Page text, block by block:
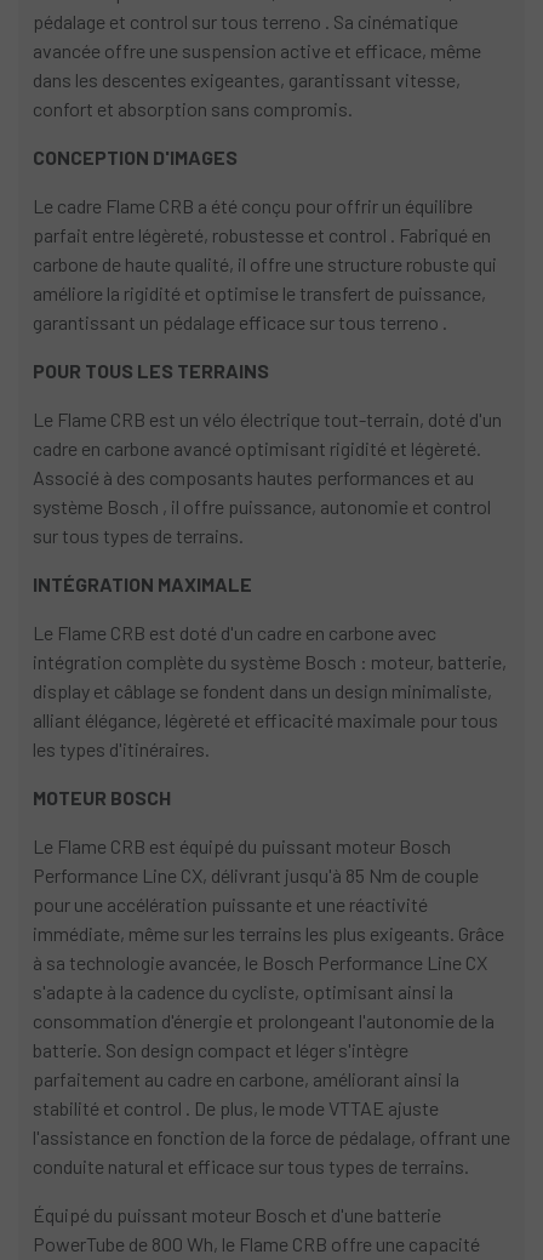
pédalage et control sur tous terreno . Sa cinématique
avancée offre une suspension active et efficace, même
dans les descentes exigeantes, garantissant vitesse,
confort et absorption sans compromis.
CONCEPTION D'IMAGES
Le cadre Flame CRB a été conçu pour offrir un équilibre
parfait entre légèreté, robustesse et control . Fabriqué en
carbone de haute qualité, il offre une structure robuste qui
améliore la rigidité et optimise le transfert de puissance,
garantissant un pédalage efficace sur tous terreno .
POUR TOUS LES TERRAINS
Le Flame CRB est un vélo électrique tout-terrain, doté d'un
cadre en carbone avancé optimisant rigidité et légèreté.
Associé à des composants hautes performances et au
système Bosch , il offre puissance, autonomie et control
sur tous types de terrains.
INTÉGRATION MAXIMALE
Le Flame CRB est doté d'un cadre en carbone avec
intégration complète du système Bosch : moteur, batterie,
display et câblage se fondent dans un design minimaliste,
alliant élégance, légèreté et efficacité maximale pour tous
les types d'itinéraires.
MOTEUR BOSCH
Le Flame CRB est équipé du puissant moteur Bosch
Performance Line CX, délivrant jusqu'à 85 Nm de couple
pour une accélération puissante et une réactivité
immédiate, même sur les terrains les plus exigeants. Grâce
à sa technologie avancée, le Bosch Performance Line CX
s'adapte à la cadence du cycliste, optimisant ainsi la
consommation d'énergie et prolongeant l'autonomie de la
batterie. Son design compact et léger s'intègre
parfaitement au cadre en carbone, améliorant ainsi la
stabilité et control . De plus, le mode VTTAE ajuste
l'assistance en fonction de la force de pédalage, offrant une
conduite natural et efficace sur tous types de terrains.
Équipé du puissant moteur Bosch et d'une batterie
PowerTube de 800 Wh, le Flame CRB offre une capacité